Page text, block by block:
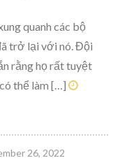
quanh các bộ
trở lại với nó. Đội
rằng họ rất tuyệt
thể làm […]
26, 2022